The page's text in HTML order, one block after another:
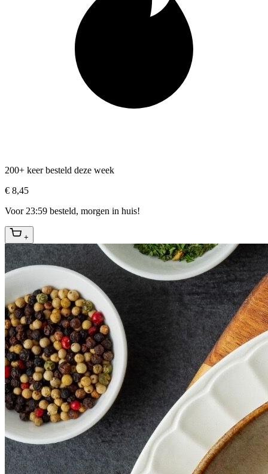
200+ keer besteld deze week
€ 8,45
Voor 23:59 besteld, morgen in huis!
+